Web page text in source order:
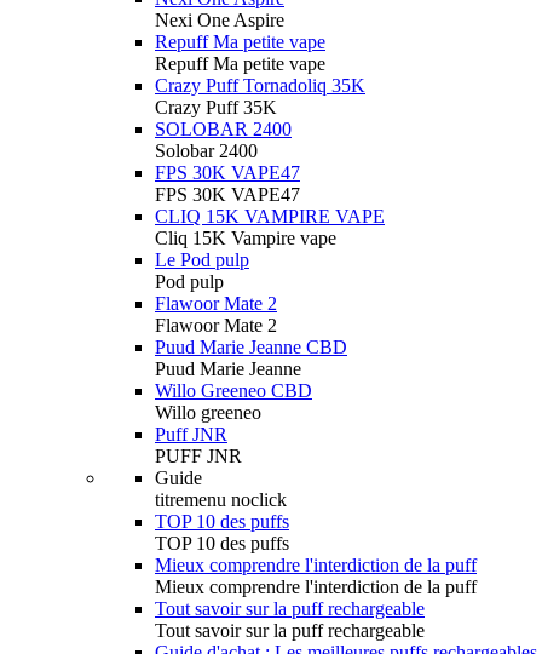
Nexi One Aspire
Repuff Ma petite vape
Repuff Ma petite vape
Crazy Puff Tornadoliq 35K
Crazy Puff 35K
SOLOBAR 2400
Solobar 2400
FPS 30K VAPE47
FPS 30K VAPE47
CLIQ 15K VAMPIRE VAPE
Cliq 15K Vampire vape
Le Pod pulp
Pod pulp
Flawoor Mate 2
Flawoor Mate 2
Puud Marie Jeanne CBD
Puud Marie Jeanne
Willo Greeneo CBD
Willo greeneo
Puff JNR
PUFF JNR
Guide
titremenu noclick
TOP 10 des puffs
TOP 10 des puffs
Mieux comprendre l'interdiction de la puff
Mieux comprendre l'interdiction de la puff
Tout savoir sur la puff rechargeable
Tout savoir sur la puff rechargeable